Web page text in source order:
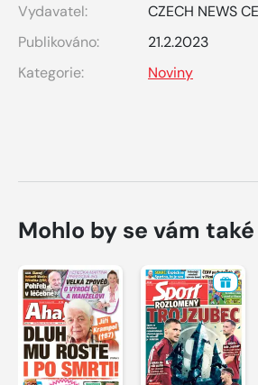
Vydavatel:
CZECH NEWS
Publikováno:
21.2.2023
Kategorie:
Noviny
Mohlo by se vám